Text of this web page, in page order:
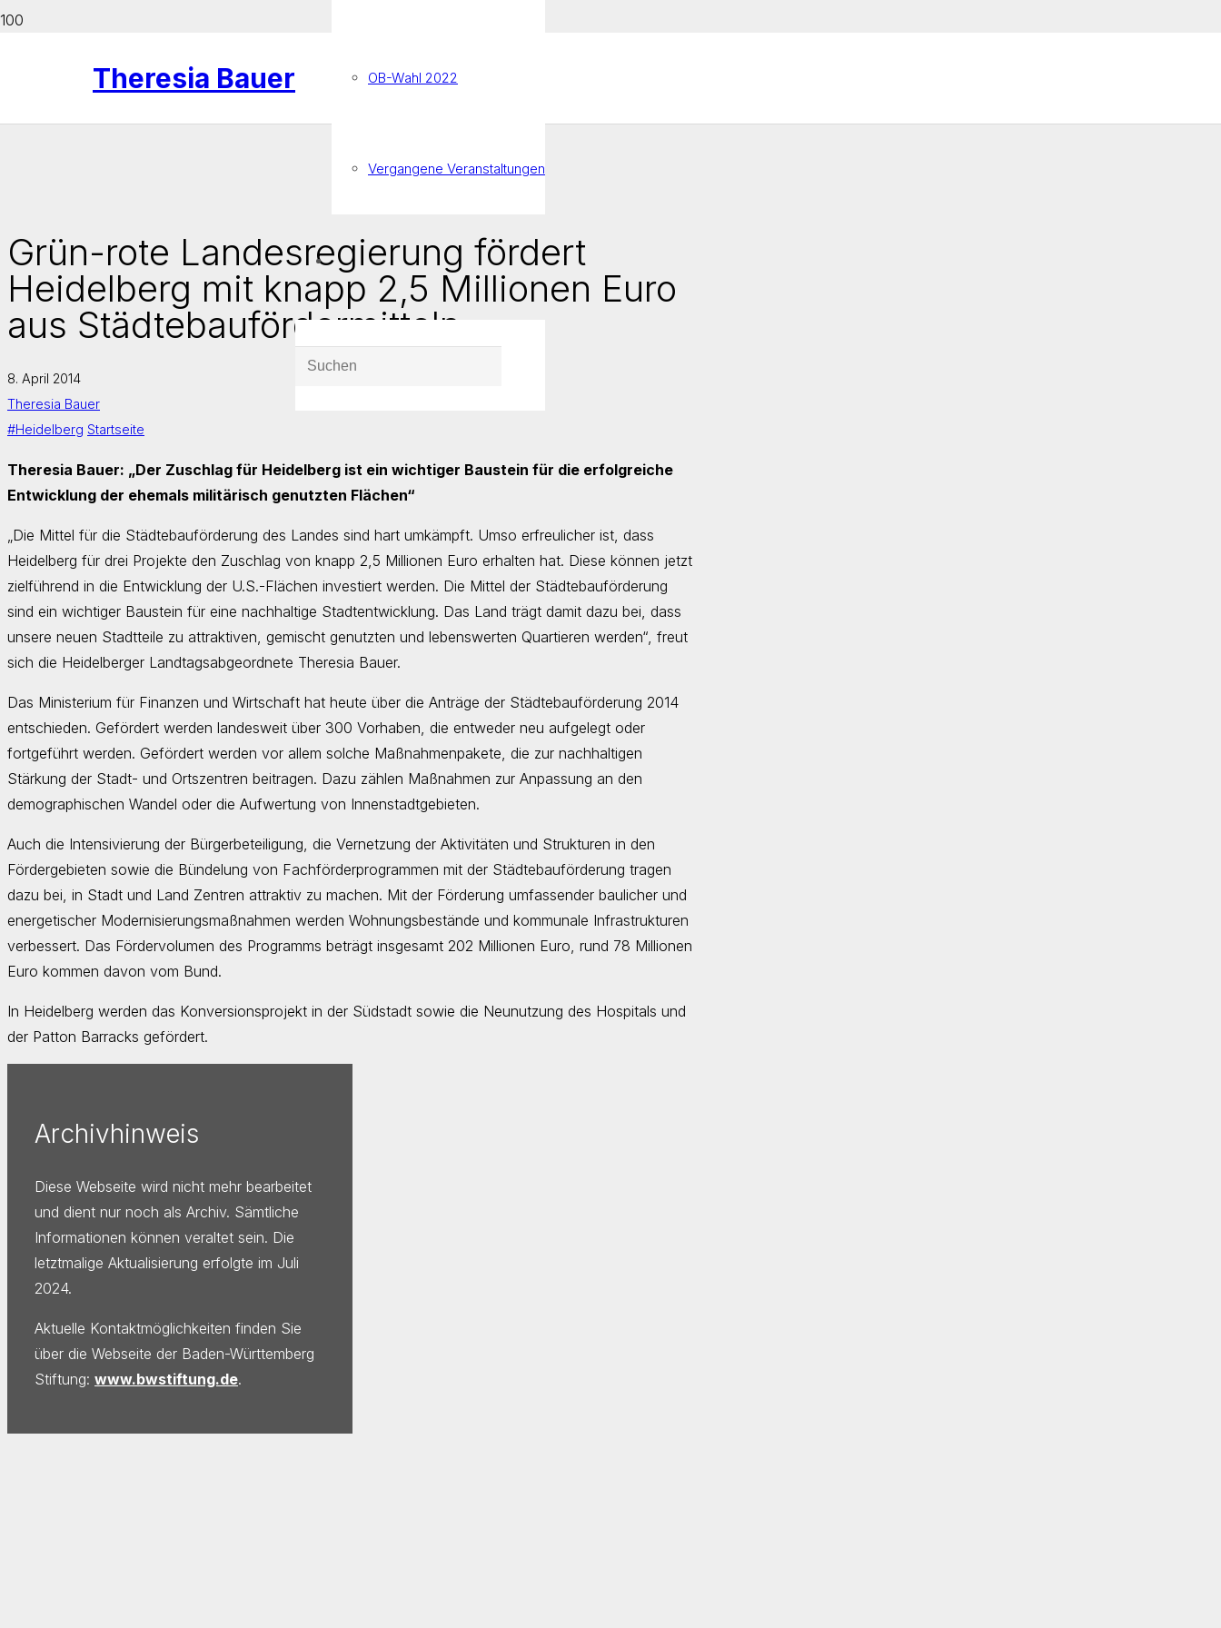
Theresia Bauer OB-Wahl 2022
Vergangene Veranstaltungen
Grün-rote Landesregierung fördert
Heidelberg mit knapp 2,5 Millionen Euro
aus Städtebaufördermitteln
8. April 2014
Theresia Bauer
#Heidelberg Startseite
Theresia Bauer: „Der Zuschlag für Heidelberg ist ein wichtiger Baustein für die erfolgreiche
Entwicklung der ehemals militärisch genutzten Flächen“
„Die Mittel für die Städtebauförderung des Landes sind hart umkämpft. Umso erfreulicher ist, dass
Heidelberg für drei Projekte den Zuschlag von knapp 2,5 Millionen Euro erhalten hat. Diese können jetzt
zielführend in die Entwicklung der U.S.-Flächen investiert werden. Die Mittel der Städtebauförderung
sind ein wichtiger Baustein für eine nachhaltige Stadtentwicklung. Das Land trägt damit dazu bei, dass
unsere neuen Stadtteile zu attraktiven, gemischt genutzten und lebenswerten Quartieren werden“, freut
sich die Heidelberger Landtagsabgeordnete Theresia Bauer.
Das Ministerium für Finanzen und Wirtschaft hat heute über die Anträge der Städtebauförderung 2014
entschieden. Gefördert werden landesweit über 300 Vorhaben, die entweder neu aufgelegt oder
fortgeführt werden. Gefördert werden vor allem solche Maßnahmenpakete, die zur nachhaltigen
Stärkung der Stadt- und Ortszentren beitragen. Dazu zählen Maßnahmen zur Anpassung an den
demographischen Wandel oder die Aufwertung von Innenstadtgebieten.
Auch die Intensivierung der Bürgerbeteiligung, die Vernetzung der Aktivitäten und Strukturen in den
Fördergebieten sowie die Bündelung von Fachförderprogrammen mit der Städtebauförderung tragen
dazu bei, in Stadt und Land Zentren attraktiv zu machen. Mit der Förderung umfassender baulicher und
energetischer Modernisierungsmaßnahmen werden Wohnungsbestände und kommunale Infrastrukturen
verbessert. Das Fördervolumen des Programms beträgt insgesamt 202 Millionen Euro, rund 78 Millionen
Euro kommen davon vom Bund.
In Heidelberg werden das Konversionsprojekt in der Südstadt sowie die Neunutzung des Hospitals und
der Patton Barracks gefördert.
Archivhinweis
Diese Webseite wird nicht mehr bearbeitet
und dient nur noch als Archiv. Sämtliche
Informationen können veraltet sein. Die
letztmalige Aktualisierung erfolgte im Juli
2024.
Aktuelle Kontaktmöglichkeiten finden Sie
über die Webseite der Baden-Württemberg
Stiftung: www.bwstiftung.de.